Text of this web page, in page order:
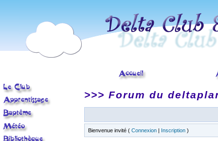
>>> Forum du
Bienvenue invité ( Connexion | Inscription )